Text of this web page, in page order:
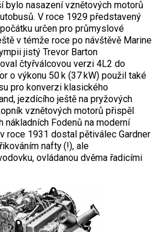
bylo nasazení vznětových motorů
V roce 1929 představený
určen pro průmyslové
v témže roce po návštěvě Marine
jistý Trevor Barton
čtyřválcovou verzi 4L2 do
o výkonu 50 k (37 kW) použil také
pro konverzi klasického
jezdícího ještě na pryžových
vznětových motorů přispěl
nákladních Fodenů na moderní
roce 1931 dostal pětiválec Gardner
nafty (!), ale
ovládanou dvěma řadicími